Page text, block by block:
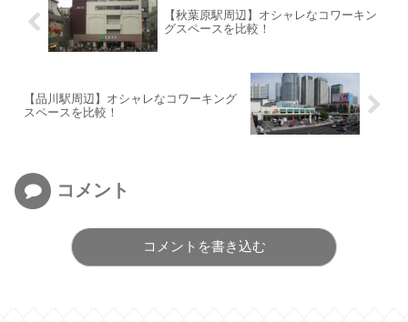
【秋葉原駅周辺】オシャレなコワーキン
グスペースを比較！
【品川駅周辺】オシャレなコワーキング
スペースを比較！
コメント
コメントを書き込む